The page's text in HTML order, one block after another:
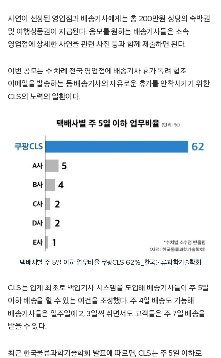
사연이 선정된 영업점과 배송기사에게는 총 200만원 상당의 숙박권
및 여행상품권이 지급된다. 응모를 원하는 배송기사들은 소속
영업점에 상세한 사연을 관련 사진 등과 함께 제출하면 된다.
이번 공모는 수 차례 전국 영업점에 배송기사 휴가 독려 협조
이메일을 발송하는 등 배송기사의 자유로운 휴가를 안착시키기 위한
CLS의 노력의 일환이다.
택배사별 주 5일 이하 업무비율 쿠팡CLS 62%_한국물류과학기술학회
CLS는 업계 최초로 백업기사 시스템을 도입해 배송기사들이 주 5일
이하 배송을 할 수 있는 여건을 조성했다. 주 4일 배송도 가능해
배송기사들은 일주일에 2, 3일씩 쉬면서도 고객들은 주 7일 배송을
받을 수 있다.
최근 한국물류과학기술학회 발표에 따르면, CLS는 주 5일 이하로